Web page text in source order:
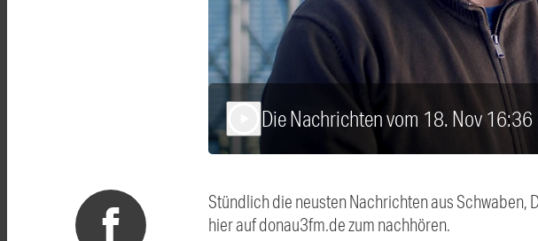
Die Nachrichten vom 18. Nov 16:36
Stündlich die neusten Nachrichten aus Schwaben,
hier auf donau3fm.de zum nachhören.